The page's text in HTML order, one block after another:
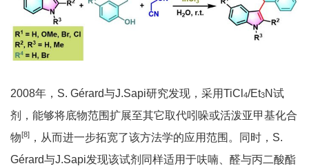
2008年，S. Gérard与J.Sapi研究发现，采用TiCl 4/Et3N试
剂，能够将底物范围扩展至其它取代吲哚或活泼亚甲基化合
物[8] ，从而进一步拓宽了该方法学的应用范围。同时，S.
Gérard与J.Sapi发现该试剂同样适用于呋喃、醛与丙二酸酯